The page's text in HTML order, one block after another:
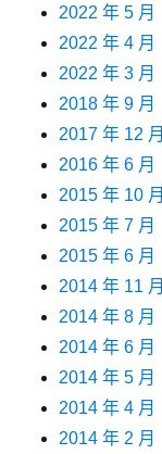
2022 年 5 月
2022 年 4 月
2022 年 3 月
2018 年 9 月
2017 年 12 月
2016 年 6 月
2015 年 10 月
2015 年 7 月
2015 年 6 月
2014 年 11 月
2014 年 8 月
2014 年 6 月
2014 年 5 月
2014 年 4 月
2014 年 2 月